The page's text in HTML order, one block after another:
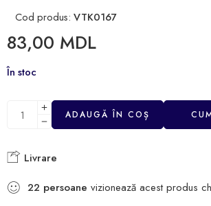
Cod produs: VTK0167
83,00 MDL
În stoc
ADAUGĂ ÎN COȘ
Livrare
22 persoane vizionează acest produs